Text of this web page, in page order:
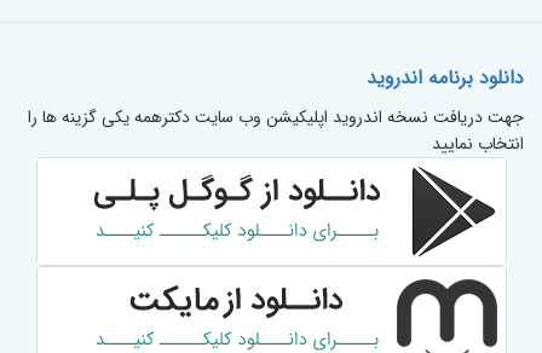
دانلود برنامه اندروید
جهت دریافت نسخه اندروید اپلیکیشن وب سایت دکترهمه یکی گزینه ها را
انتخاب نمایید